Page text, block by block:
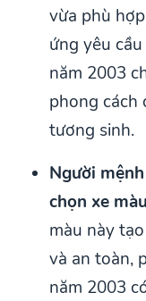
vừa phù
ứng yêu
năm 2003
phong cách
tương sinh.
Người
chọn xe
màu này
và an toàn,
năm 2003